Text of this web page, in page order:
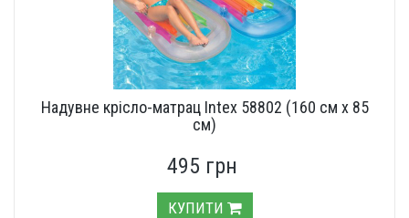
Надувне крісло-матрац Intex 58802 (160 см х 85
см)
495 грн
КУПИТИ